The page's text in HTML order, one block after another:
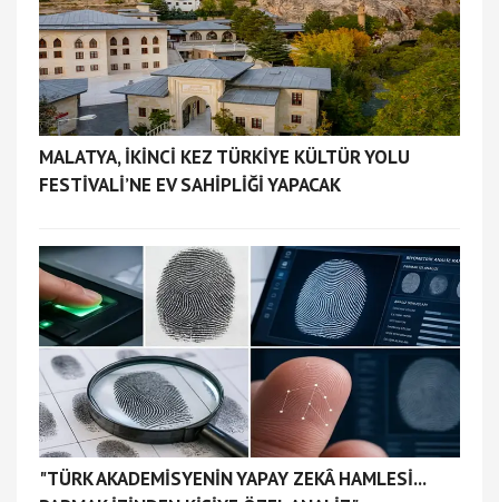
MALATYA, İKİNCİ KEZ TÜRKİYE KÜLTÜR YOLU
FESTİVALİ’NE EV SAHİPLİĞİ YAPACAK
"TÜRK AKADEMİSYENİN YAPAY ZEKÂ HAMLESİ...